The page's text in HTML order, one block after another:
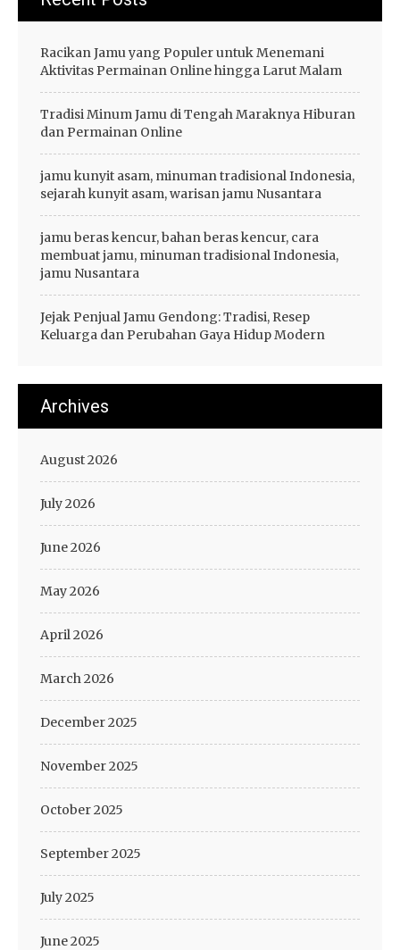
Racikan Jamu yang Populer untuk Menemani
Aktivitas Permainan Online hingga Larut Malam
Tradisi Minum Jamu di Tengah Maraknya Hiburan
dan Permainan Online
jamu kunyit asam, minuman tradisional Indonesia,
sejarah kunyit asam, warisan jamu Nusantara
jamu beras kencur, bahan beras kencur, cara
membuat jamu, minuman tradisional Indonesia,
jamu Nusantara
Jejak Penjual Jamu Gendong: Tradisi, Resep
Keluarga dan Perubahan Gaya Hidup Modern
Archives
August 2026
July 2026
June 2026
May 2026
April 2026
March 2026
December 2025
November 2025
October 2025
September 2025
July 2025
June 2025